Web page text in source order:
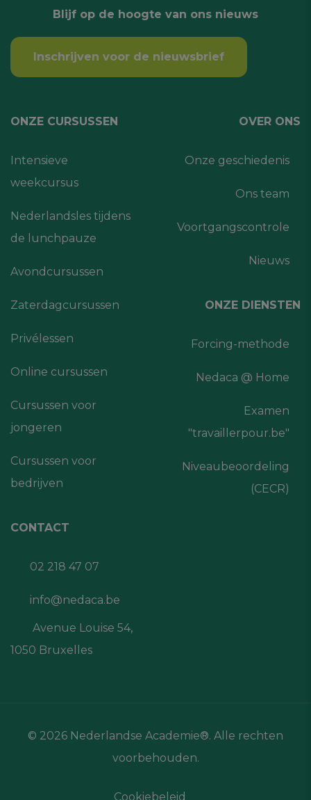
Blijf op de hoogte van ons nieuws
Inschrijven voor de nieuwsbrief
ONZE CURSUSSEN
Intensieve
weekcursus
Nederlandsles tijdens
de lunchpauze
Avondcursussen
Zaterdagcursussen
Privélessen
Online cursussen
Cursussen voor
jongeren
Cursussen voor
bedrijven
OVER ONS
Onze geschiedenis
Ons team
Voortgangscontrole
Nieuws
ONZE DIENSTEN
Forcing-methode
Nedaca @ Home
Examen
"travaillerpour.be"
Niveaubeoordeling
(CECR)
CONTACT
02 218 47 07
info@nedaca.be
Avenue Louise 54,
1050 Bruxelles
© 2026 Nederlandse Academie®. Alle rechten
voorbehouden.
Cookiebeleid